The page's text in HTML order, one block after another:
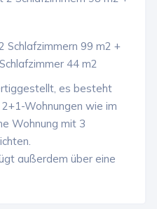
Schlafzimmern 99 m2 +
44 m2
es besteht
Wohnungen wie im
Wohnung mit 3
außerdem über eine